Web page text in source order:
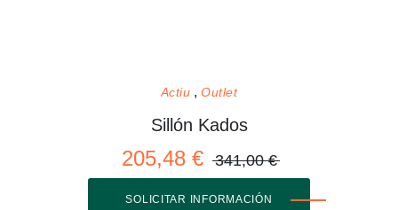
Actiu Outlet
Sillón Kados
205,48 € 341,00 €
SOLICITAR INFORMACIÓN